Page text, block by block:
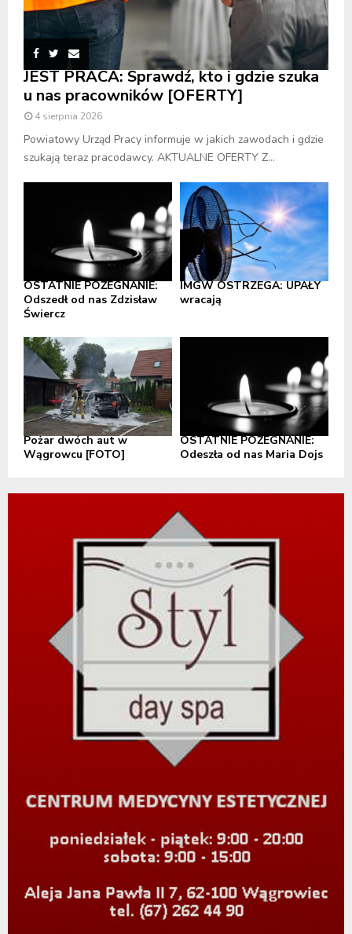
JEST PRACA: Sprawdź, kto i gdzie szuka
u nas pracowników [OFERTY]
4 sierpnia 2026
Powiatowy Urząd Pracy informuje w jakich zawodach i gdzie
szukają teraz pracodawcy. AKTUALNE OFERTY Z...
OSTATNIE POŻEGNANIE:
Odszedł od nas Zdzisław
Świercz
IMGW OSTRZEGA: UPAŁY
wracają
Pożar dwóch aut w
Wągrowcu [FOTO]
OSTATNIE POŻEGNANIE:
Odeszła od nas Maria Dojs